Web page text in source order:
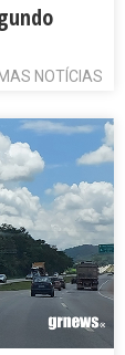
NOTÍCIAS